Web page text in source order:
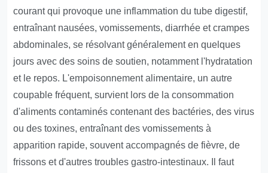
courant qui provoque une inflammation du tube digestif,
entraînant nausées, vomissements, diarrhée et crampes
abdominales, se résolvant généralement en quelques
jours avec des soins de soutien, notamment l'hydratation
et le repos. L'empoisonnement alimentaire, un autre
coupable fréquent, survient lors de la consommation
d'aliments contaminés contenant des bactéries, des virus
ou des toxines, entraînant des vomissements à
apparition rapide, souvent accompagnés de fièvre, de
frissons et d'autres troubles gastro-intestinaux. Il faut